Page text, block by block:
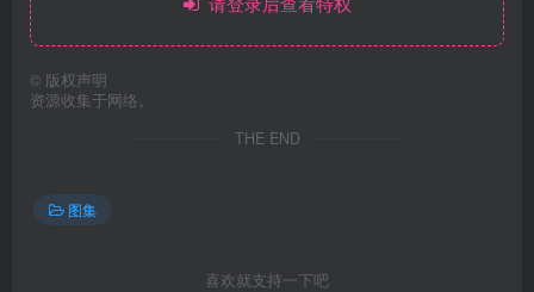
© 版权声明
资源收集于网络。
THE END
图集
喜欢就支持一下吧